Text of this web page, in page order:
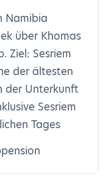
Namibia
über Khomas
Ziel: Sesriem
der ältesten
der Unterkunft
Sesriem
Tages